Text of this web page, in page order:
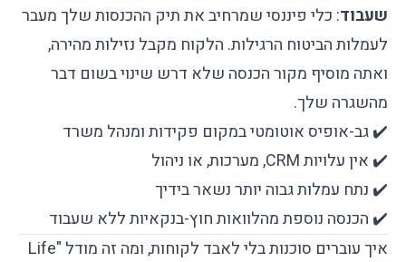
שעבוד: כלי פיננסי שמרחיב את תיק ההכנסות שלך מעבר
לעמלות הביטוח הרגילות. הלקוח מקבל נזילות מהירה,
ואתה מוסיף מקור הכנסה שלא דרש שינוי בשום דבר
מהשגרה שלך.
✔️ גב-אופיס אוטומטי במקום פקידות ומנהל משרד
✔️ אין עלויות CRM, מערכות, או ניהול
✔️ נתח עמלות גבוה יותר נשאר בידיך
✔️ הכנסה נוספת מהלוואות חוץ-בנקאיות ללא שעבוד
איך עוברים סוכנות בלי לאבד לקוחות, ומה זה מודל "Life